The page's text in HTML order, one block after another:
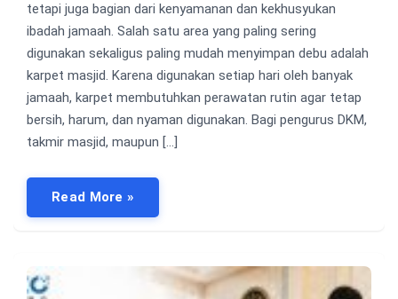
tetapi juga bagian dari kenyamanan dan kekhusyukan
ibadah jamaah. Salah satu area yang paling sering
digunakan sekaligus paling mudah menyimpan debu adalah
karpet masjid. Karena digunakan setiap hari oleh banyak
jamaah, karpet membutuhkan perawatan rutin agar tetap
bersih, harum, dan nyaman digunakan. Bagi pengurus DKM,
takmir masjid, maupun […]
Read More »